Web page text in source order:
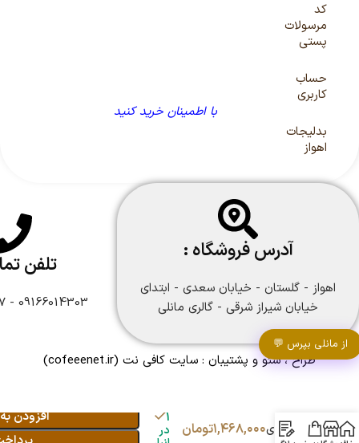
کد
مرسولات
پستی
حساب
کاربری
بدلیجات
اهواز
با اطمینان خرید کنید
آدرس فروشگاه :
اهواز - گلستان - خیابان سعدی - ابتدای
خیابان شیراز شرقی - گالری مانلی
تلفن
09166014303 - 09166108747
طراح ، سئو و پشتیبان : سایت کافی نت (cofeeenet.ir)
مرواریدی۱,۴۶۸,۰۰۰تومان
1
در
افزودن
از مانلی بپرس 💬